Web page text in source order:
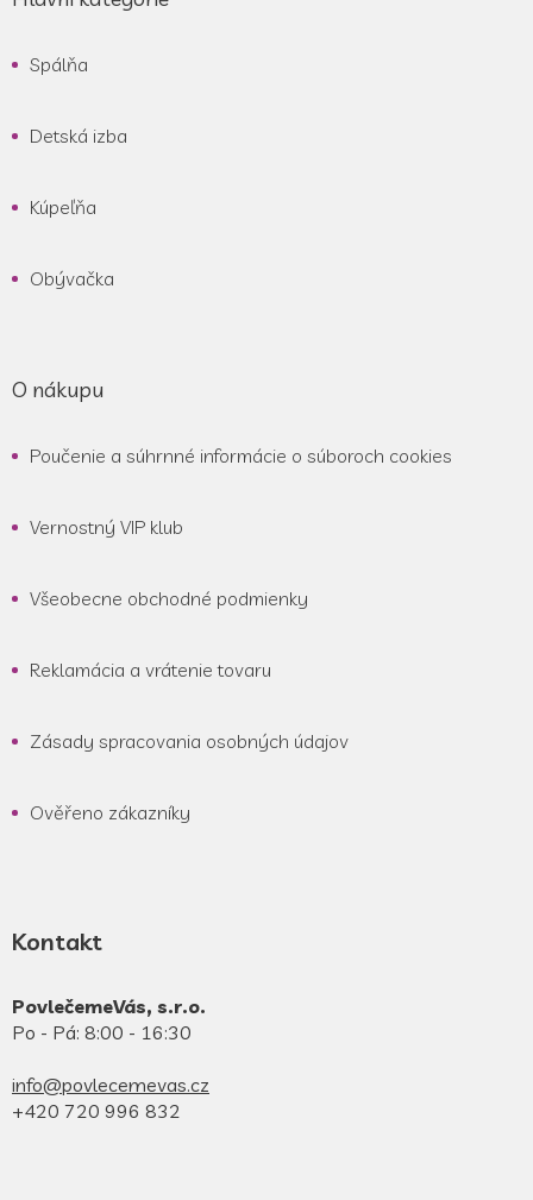
Spálňa
Detská izba
Kúpeľňa
Obývačka
O nákupu
Poučenie a súhrnné informácie o súboroch cookies
Vernostný VIP klub
Všeobecne obchodné podmienky
Reklamácia a vrátenie tovaru
Zásady spracovania osobných údajov
Ověřeno zákazníky
Kontakt
PovlečemeVás, s.r.o.
Po - Pá: 8:00 - 16:30
info@povlecemevas.cz
+420 720 996 832